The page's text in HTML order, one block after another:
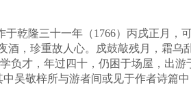
隆三十一年（1766）丙戌正月，
，珍重故人心。戍鼓敲残月，霜乌
负才，年过四十，仍困于场屋，出游
吴敬梓所与游者间或见于作者诗篇